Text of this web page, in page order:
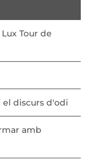
Tour de
discurs d'odi
amb